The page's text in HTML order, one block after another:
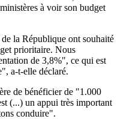
à voir son budget
la République ont souhaité
prioritaire. Nous
de 3,8%", ce qui est
a-t-elle déclaré.
de bénéficier de "1.000
(...) un appui très important
conduire".